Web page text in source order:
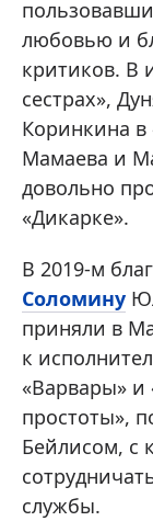
любовью и
критиков. В
сестрах»,
Коринкина в
Мамаева и
довольно
«Дикарке».
В 2019-м
Соломину
приняли в
к
«Варвары» и
простоты»,
Бейлисом, с
службы.